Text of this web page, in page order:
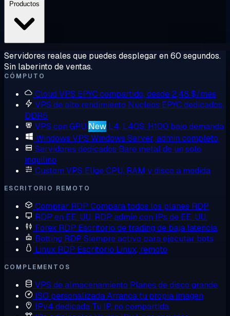
Servidores reales que puedes desplegar en 60 segundos.
Sin laberinto de ventas.
CÓMPUTO
Cloud VPS EPYC compartido, desde 2,48 $/mes
VPS de alto rendimiento Núcleos EPYC dedicados,
DDR5
VPS con GPU New L4, L40S, H100 bajo demanda
Windows VPS Windows Server, admin completo
Servidores dedicados Bare metal de un solo
inquilino
Custom VPS Elige CPU, RAM y disco a medida
ESCRITORIO REMOTO
Comprar RDP Compara todos los planes RDP
RDP en EE. UU. RDP admin con IPs de EE. UU.
Forex RDP Escritorio de trading de baja latencia
Botting RDP Siempre activo para ejecutar bots
Linux RDP Escritorio Linux, remoto
COMPLEMENTOS
VPS de almacenamiento Planes de disco grande
ISO personalizadaArranca tu propia imagen
IPv4 dedicada Tu IP, no compartida